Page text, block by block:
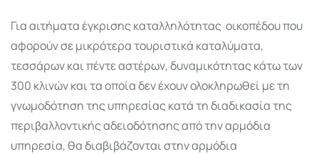
Για αιτήματα έγκρισης καταλληλότητας οικοπέδου που
αφορούν σε μικρότερα τουριστικά καταλύματα,
τεσσάρων και πέντε αστέρων, δυναμικότητας κάτω των
300 κλινών και τα οποία δεν έχουν ολοκληρωθεί με τη
γνωμοδότηση της υπηρεσίας κατά τη διαδικασία της
περιβαλλοντικής αδειοδότησης από την αρμόδια
υπηρεσία, θα διαβιβάζονται στην αρμόδια